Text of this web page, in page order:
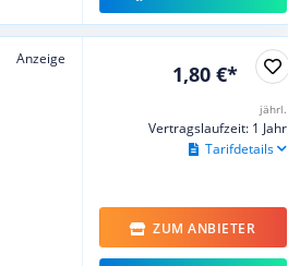
Anzeige
1,80 €*
jährl.
Vertragslaufzeit: 1 Jahr
Tarifdetails
ZUM ANBIETER